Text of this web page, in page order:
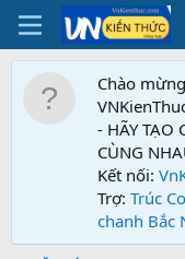
Chào
- HÃY TẠO
CÙNG
Kết nối:
Trợ: Trúc
chanh Bắc